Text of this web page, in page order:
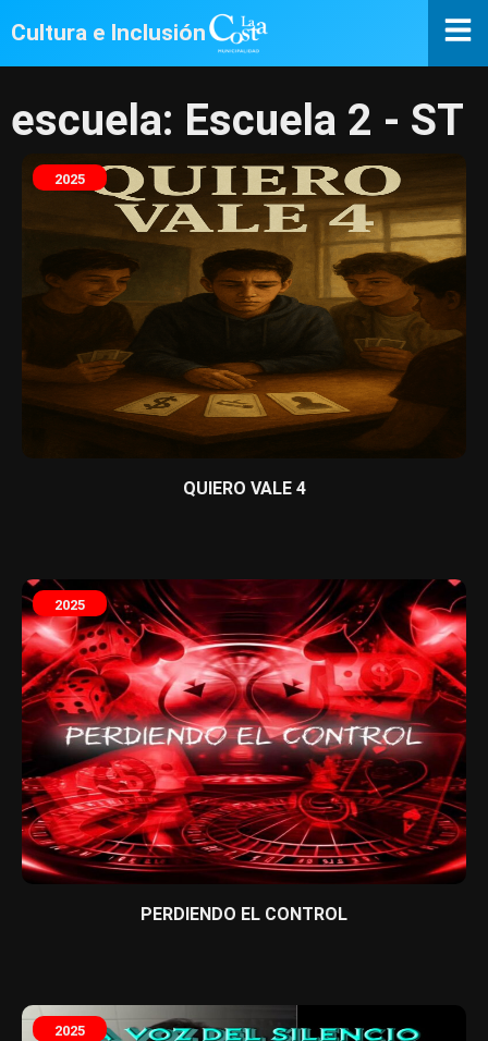
Cultura e Inclusión
escuela: Escuela 2 - ST
2025
QUIERO VALE 4
2025
PERDIENDO EL CONTROL
2025